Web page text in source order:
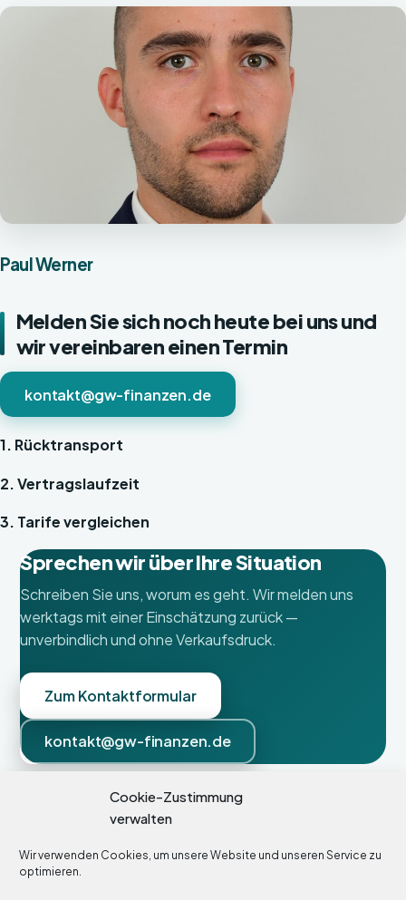
Cookie-Zustimmung
verwalten
Wir verwenden Cookies, um unsere Website und unseren Service zu
optimieren.
Paul Werner
Melden Sie sich noch heute bei uns und
wir vereinbaren einen Termin
kontakt@gw-finanzen.de
1. Rücktransport
2. Vertragslaufzeit
3. Tarife vergleichen
Sprechen wir über Ihre Situation
Schreiben Sie uns, worum es geht. Wir melden uns
werktags mit einer Einschätzung zurück —
unverbindlich und ohne Verkaufsdruck.
Zum Kontaktformular
kontakt@gw-finanzen.de
Geck & Werner Finanzanlagenberatung
kontakt@gw-finanzen.de.